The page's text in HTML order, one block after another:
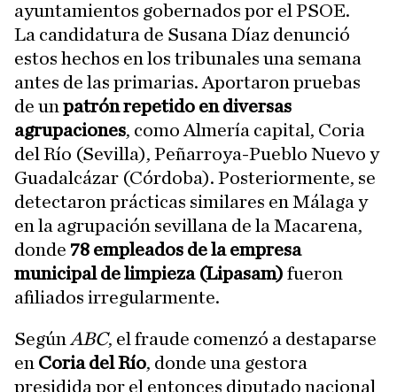
ayuntamientos gobernados por el PSOE.
La candidatura de Susana Díaz denunció
estos hechos en los tribunales una semana
antes de las primarias. Aportaron pruebas
de un patrón repetido en diversas
agrupaciones, como Almería capital, Coria
del Río (Sevilla), Peñarroya-Pueblo Nuevo y
Guadalcázar (Córdoba). Posteriormente, se
detectaron prácticas similares en Málaga y
en la agrupación sevillana de la Macarena,
donde 78 empleados de la empresa
municipal de limpieza (Lipasam) fueron
afiliados irregularmente.
Según ABC, el fraude comenzó a destaparse
en Coria del Río, donde una gestora
presidida por el entonces diputado nacional